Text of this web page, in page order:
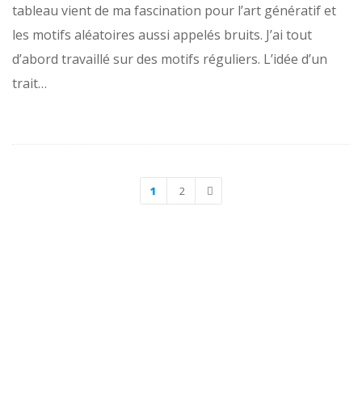
tableau vient de ma fascination pour l’art génératif et
les motifs aléatoires aussi appelés bruits. J’ai tout
d’abord travaillé sur des motifs réguliers. L’idée d’un
trait…
1 2